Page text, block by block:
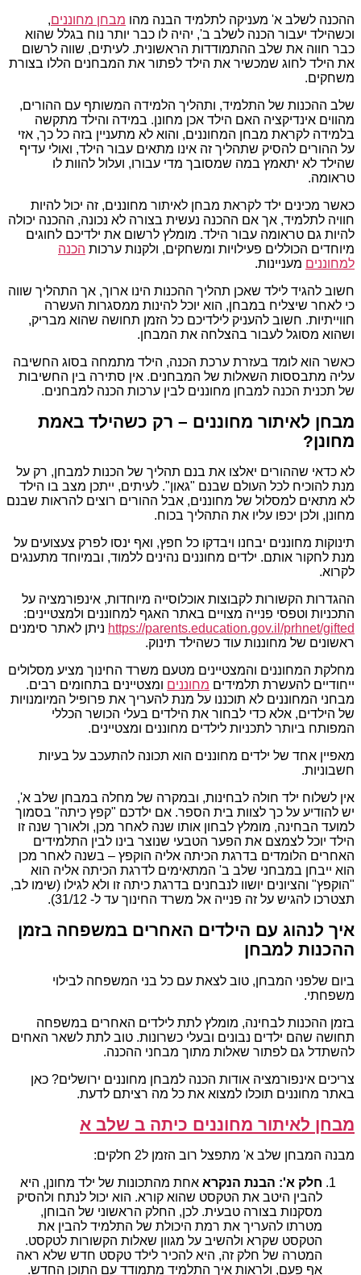
ההכנה לשלב א' מעניקה לתלמיד הבנה מהו מבחן מחוננים,
וכשהילד יעבור הכנה לשלב ב', יהיה לו כבר יותר נוח בגלל שהוא
כבר חווה את שלב ההתמודדות הראשונית. לעיתים, שווה לרשום
את הילד לחוג שמכשיר את הילד לפתור את המבחנים הללו בצורת
משחקים.
שלב ההכנות של התלמיד, ותהליך הלמידה המשותף עם ההורים,
מהווים אינדיקציה האם הילד אכן מחונן. במידה והילד מתקשה
בלמידה לקראת מבחן המחוננים, והוא לא מתעניין בזה כל כך, אזי
על ההורים להסיק שתהליך זה אינו מתאים עבור הילד, ואולי עדיף
שהילד לא יתאמץ במה שמסובך מדי עבורו, ועלול להוות לו
טראומה.
כאשר מכינים ילד לקראת מבחן לאיתור מחוננים, זה יכול להיות
חוויה לתלמיד, אך אם ההכנה נעשית בצורה לא נכונה, ההכנה יכולה
להיות גם טראומה עבור הילד. מומלץ לרשום את ילדיכם לחוגים
מיוחדים הכוללים פעילויות ומשחקים, ולקנות ערכות הכנה
למחוננים מעניינות.
חשוב להגיד לילד שאכן תהליך ההכנות הינו ארוך, אך התהליך שווה
כי לאחר שיצליח במבחן, הוא יוכל להינות ממסגרות העשרה
חווייתיות. חשוב להעניק לילדיכם כל הזמן תחושה שהוא מבריק,
ושהוא מסוגל לעבור בהצלחה את המבחן.
כאשר הוא לומד בעזרת ערכת הכנה, הילד מתמחה בסוג החשיבה
עליה מתבססות השאלות של המבחנים. אין סתירה בין החשיבות
של תכנית הכנה למבחן מחוננים לבין ערכות הכנה למבחנים.
מבחן לאיתור מחוננים – רק כשהילד באמת
מחונן?
לא כדאי שההורים יאלצו את בנם תהליך של הכנות למבחן, רק על
מנת להוכיח לכל העולם שבנם "גאון". לעיתים, ייתכן מצב בו הילד
לא מתאים למסלול של מחוננים, אבל ההורים רוצים להראות שבנם
מחונן, ולכן יכפו עליו את התהליך בכוח.
תינוקות מחוננים יבחנו ויבדקו כל חפץ, ואף ינסו לפרק צעצועים על
מנת לחקור אותם. ילדים מחוננים נהינים ללמוד, ובמיוחד מתענגים
לקרוא.
ההגדרות הקשורות לקבוצות אוכלוסייה מיוחדות, אינפורמציה על
התכניות וטפסי פנייה מצויים באתר האגף למחוננים ולמצטיינים:
https://parents.education.gov.il/prhnet/gifted ניתן לאתר סימנים
ראשונים של מחוננות עוד כשהילד תינוק.
מחלקת המחוננים והמצטיינים מטעם משרד החינוך מציע מסלולים
ייחודיים להעשרת תלמידים מחוננים ומצטיינים בתחומים רבים.
מבחני המחוננים לא תוכננו על מנת להעריך את פרופיל המיומנויות
של הילדים, אלא כדי לבחור את הילדים בעלי הכושר הכללי
המפותח ביותר לתכניות לילדים מחוננים ומצטיינים.
מאפיין אחד של ילדים מחוננים הוא תכונה להתעכב על בעיות
חשבוניות.
אין לשלוח ילד חולה לבחינות, ובמקרה של מחלה במבחן שלב א',
יש להודיע על כך לצוות בית הספר. אם ילדכם "קפץ כיתה" בסמוך
למועד הבחינה, מומלץ לבחון אותו שנה לאחר מכן, ולאורך שנה זו
הילד יוכל לצמצם את הפער הטבעי שנוצר בינו לבין התלמידים
האחרים הלומדים בדרגת הכיתה אליה הוקפץ – בשנה לאחר מכן
הוא ייבחן במבחני שלב ב' המתאימים לדרגת הכיתה אליה הוא
"הוקפץ" והציונים יושוו לנבחנים בדרגת כיתה זו ולא לגילו (שימו לב,
תצטרכו להגיש על זה פנייה אל משרד החינוך עד ל- 31/12).
איך לנהוג עם הילדים האחרים במשפחה בזמן
ההכנות למבחן
ביום שלפני המבחן, טוב לצאת עם כל בני המשפחה לבילוי
משפחתי.
בזמן ההכנות לבחינה, מומלץ לתת לילדים האחרים במשפחה
תחושה שהם ילדים נבונים ובעלי כשרונות. טוב לתת לשאר האחים
להשתדל גם לפתור שאלות מתוך מבחני ההכנה.
צריכים אינפורמציה אודות הכנה למבחן מחוננים ירושלים? כאן
באתר מחוננים תוכלו למצוא את כל מה רציתם לדעת.
מבחן לאיתור מחוננים כיתה ב שלב א
מבנה המבחן שלב א' מתפצל רוב הזמן ל2 חלקים:
חלק א': הבנת הנקרא אחת מהתכונות של ילד מחונן, היא
להבין היטב את הטקסט שהוא קורא. הוא יכול לנתח ולהסיק
מסקנות בצורה טבעית. לכן, החלק הראשוני של הבוחן,
מטרתו להעריך את רמת היכולת של התלמיד להבין את
הטקסט שקרא ולהשיב על מגוון שאלות הקשורות לטקסט.
המטרה של חלק זה, היא להכיר לילד טקסט חדש שלא ראה
אף פעם, ולראות איך התלמיד מתמודד עם התוכן החדש.